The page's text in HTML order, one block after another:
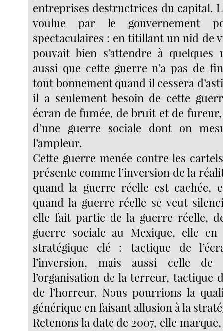
entreprises destructrices du capital.
voulue par le gouvernement
spectaculaires : en titillant un nid de
pouvait bien s’attendre à quelques
aussi que cette guerre n’a pas de
tout bonnement quand il cessera
il a seulement besoin de cette
écran de fumée, de bruit et de
d’une guerre sociale dont on
l’ampleur.
Cette guerre menée contre les
présente comme l’inversion de la
quand la guerre réelle est cachée,
quand la guerre réelle se veut
elle fait partie de la guerre réelle,
guerre sociale au Mexique, elle
stratégique clé : tactique de
l’inversion, mais aussi celle
l’organisation de la terreur, tactique
de l’horreur. Nous pourrions la
générique en faisant allusion à la
Retenons la date de 2007, elle